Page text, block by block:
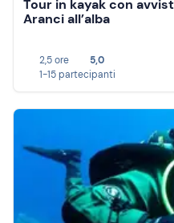
Tour in kayak con
Aranci all’alba
2,5 ore
5,0
1-15 partecipanti